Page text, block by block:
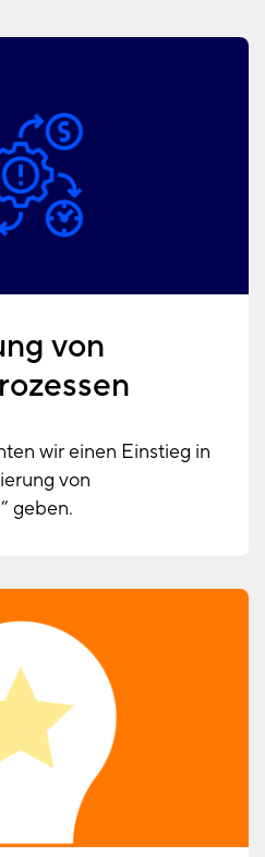
von
wir einen Einstieg in
von
geben.